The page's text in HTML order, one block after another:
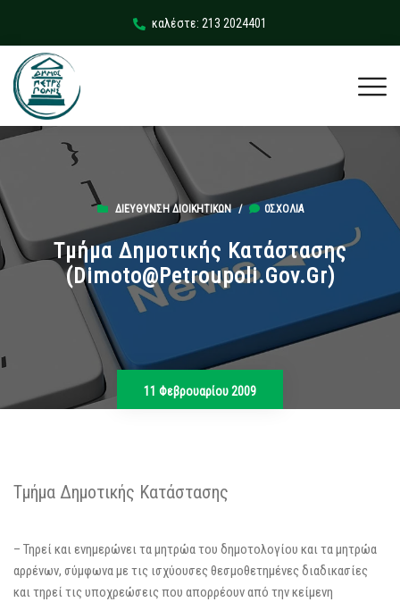
καλέστε: 213 2024401
ΔΙΕΎΘΥΝΣΗ ΔΙΟΙΚΗΤΙΚΏΝ/ 0ΣΧΌΛΙΑ
Τμήμα Δημοτικής Κατάστασης
(dimoto@petroupoli.gov.gr)
11 Φεβρουαρίου 2009
Τμήμα Δημοτικής Κατάστασης
– Τηρεί και ενημερώνει τα μητρώα του δημοτολογίου και τα μητρώα
αρρένων, σύμφωνα με τις ισχύουσες θεσμοθετημένες διαδικασίες
και τηρεί τις υποχρεώσεις που απορρέουν από την κείμενη